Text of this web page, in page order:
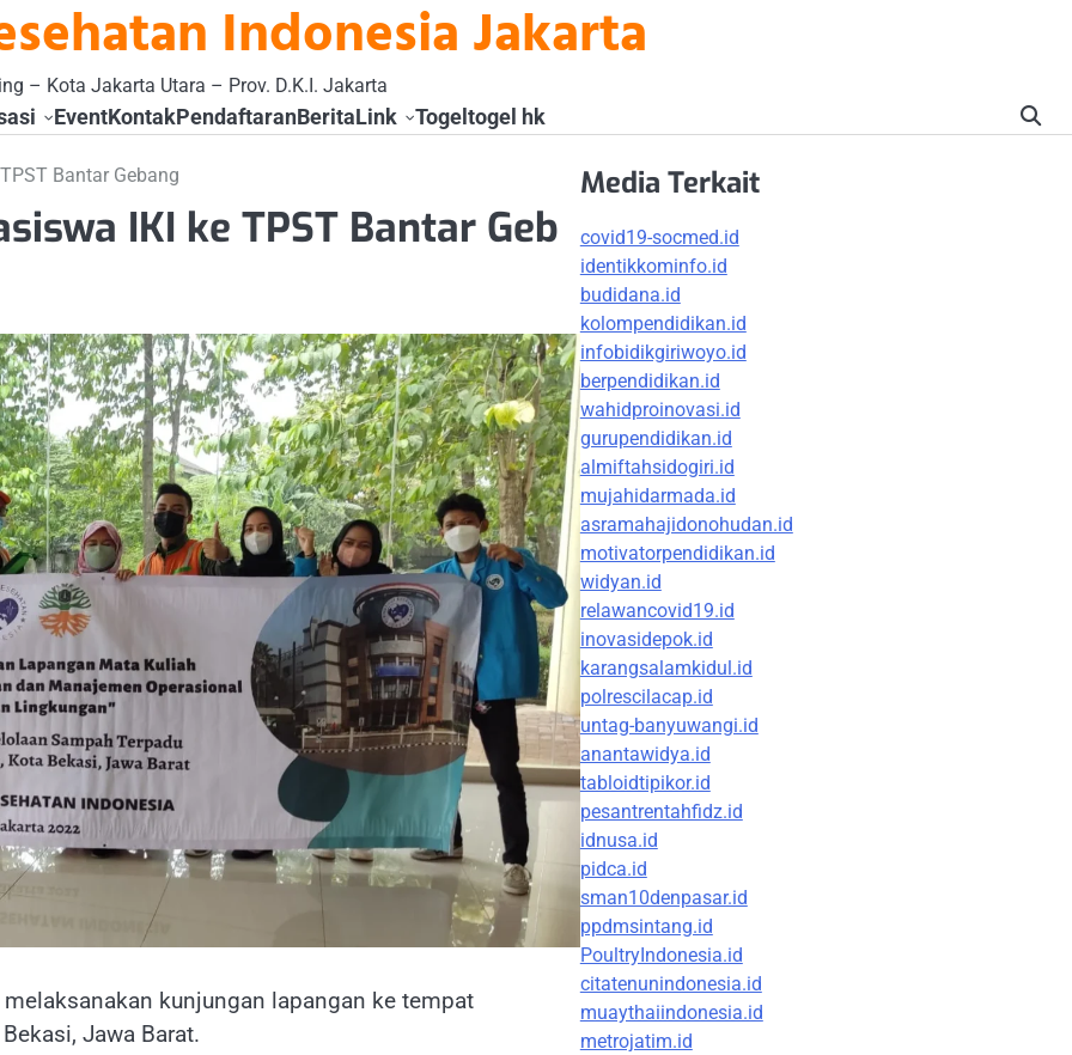
Indonesia Jakarta
– Kota Jakarta Utara – Prov. D.K.I. Jakarta
EventKontakPendaftaranBeritaLink Togeltogel hk
Bantar Gebang
IKI ke TPST Bantar Geb
kunjungan lapangan ke tempat
Jawa Barat.
Media Terkait
covid19-socmed.id
identikkominfo.id
budidana.id
kolompendidikan.id
infobidikgiriwoyo.id
berpendidikan.id
wahidproinovasi.id
gurupendidikan.id
almiftahsidogiri.id
mujahidarmada.id
asramahajidonohudan.id
motivatorpendidikan.id
widyan.id
relawancovid19.id
inovasidepok.id
karangsalamkidul.id
polrescilacap.id
untag-banyuwangi.id
anantawidya.id
tabloidtipikor.id
pesantrentahfidz.id
idnusa.id
pidca.id
sman10denpasar.id
ppdmsintang.id
PoultryIndonesia.id
citatenunindonesia.id
muaythaiindonesia.id
metrojatim.id